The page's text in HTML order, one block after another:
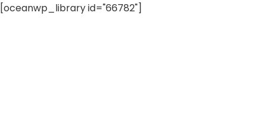
[oceanwp_library id="66782"]